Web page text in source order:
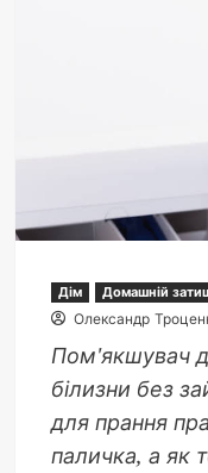
і
Дім Домашній
Олександр
Пом'якшувач
білизни без
для прання
паличка, а як